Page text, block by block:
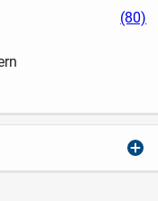
(80)